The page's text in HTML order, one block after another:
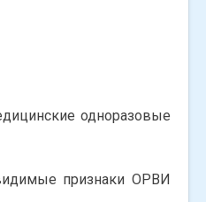
одноразовые
признаки ОРВИ